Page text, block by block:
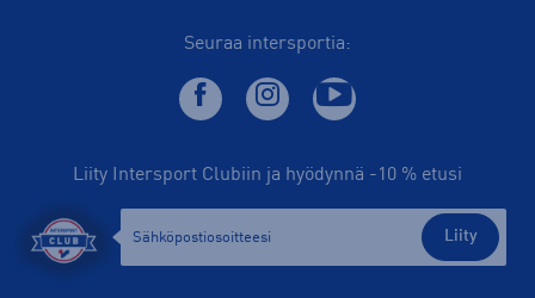
Seuraa intersportia:
Liity Intersport Clubiin ja hyödynnä -10 % etusi
Liity